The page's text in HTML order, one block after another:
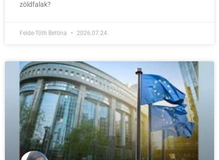
zöldfalak?
Felde-Tóth Bettina 2026.07.24.